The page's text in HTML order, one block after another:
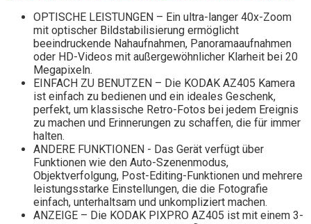
OPTISCHE LEISTUNGEN – Ein ultra-langer 40x-Zoom
mit optischer Bildstabilisierung ermöglicht
beeindruckende Nahaufnahmen, Panoramaaufnahmen
oder HD-Videos mit außergewöhnlicher Klarheit bei 20
Megapixeln.
EINFACH ZU BENUTZEN – Die KODAK AZ405 Kamera
ist einfach zu bedienen und ein ideales Geschenk,
perfekt, um klassische Retro-Fotos bei jedem Ereignis
zu machen und Erinnerungen zu schaffen, die für immer
halten.
ANDERE FUNKTIONEN - Das Gerät verfügt über
Funktionen wie den Auto-Szenenmodus,
Objektverfolgung, Post-Editing-Funktionen und mehrere
leistungsstarke Einstellungen, die die Fotografie
einfach, unterhaltsam und unkompliziert machen.
ANZEIGE – Die KODAK PIXPRO AZ405 ist mit einem 3-